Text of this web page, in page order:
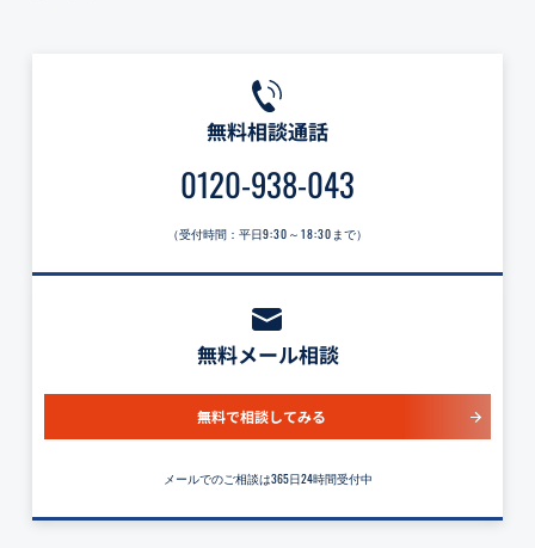
無料相談通話
0120-938-043
（受付時間：平日9:30～18:30 まで）
無料メール相談
無料で相談してみる
メールでのご相談は365日24時間受付中